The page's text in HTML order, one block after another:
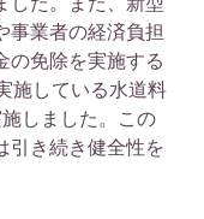
事業者の経済負担
の免除を実施する
施している水道料
しました。この
引き続き健全性を